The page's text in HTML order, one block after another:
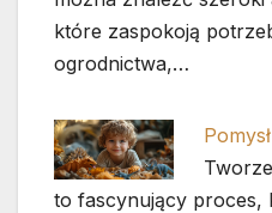
które zaspokoją
ogrodnictwa,…
to fascynujący proces,